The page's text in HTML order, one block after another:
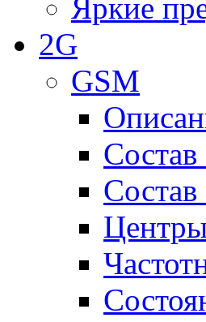
Яркие
2G
GSM